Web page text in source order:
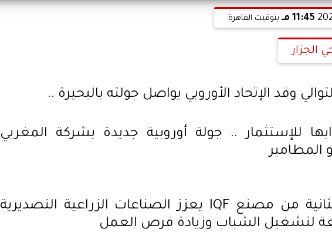
11:45 مـ بتوقيت القاهرة
الجزار
وفد الإتحاد الأوروبي يواصل جولته بالبحيرة ..
للإستثمار .. جولة أوروبية جديدة بشركة المغربي
المطامير
إفتتاح المرحلة الثانية من مصنع IQF يعزز الصناعات الزراعية التصديرية
لتشغيل الشباب وزيادة فرص العمل